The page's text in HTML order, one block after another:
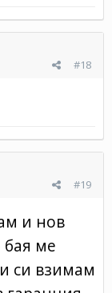
#18
#19
и нов
бая ме
си взимам